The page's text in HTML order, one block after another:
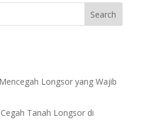
Longsor yang Wajib
Tanah Longsor di